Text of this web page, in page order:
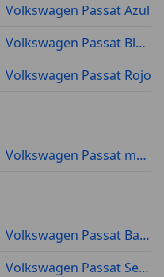
Volkswagen Passat Azul
Volkswagen Passat Blanco
Volkswagen Passat Rojo
Volkswagen Passat manual
Volkswagen Passat Barcelona
Volkswagen Passat Sevilla